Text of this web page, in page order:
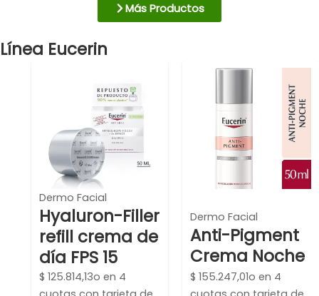
Más Productos
Línea Eucerin
Dermo Facial
Hyaluron-Filler
refill crema de
día FPS 15
$ 125.814,13o en 4
Dermo Facial
Anti-Pigment
Crema Noche
$ 155.247,01o en 4